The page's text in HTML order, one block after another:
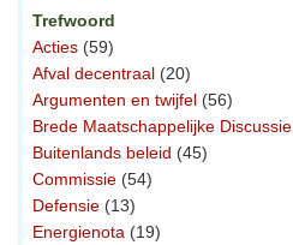
Trefwoord
Acties (59)
Afval decentraal (20)
Argumenten en twijfel (56)
Brede Maatschappelijke Discussie
Buitenlands beleid (45)
Commissie (54)
Defensie (13)
Energienota (19)